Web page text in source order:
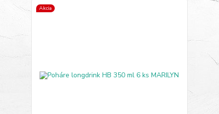
Akcia